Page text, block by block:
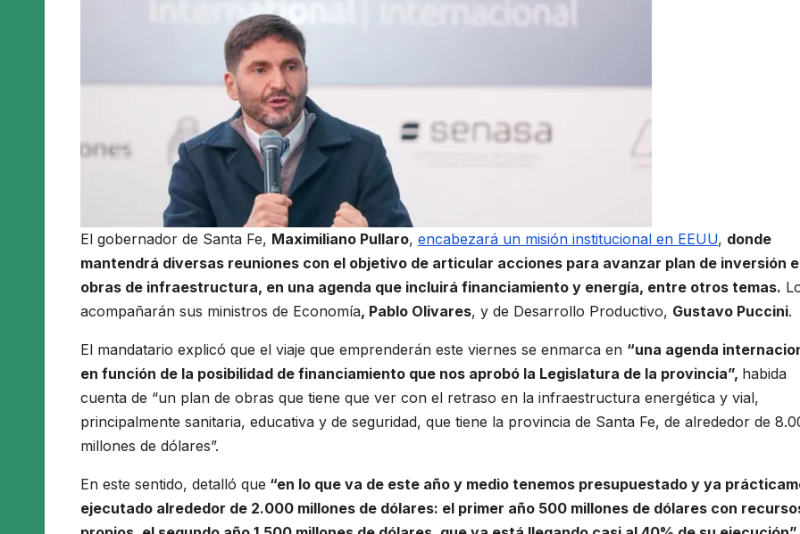
El gobernador de Santa Fe, Maximiliano Pullaro, encabezará un misión institucional en EEUU, donde
mantendrá diversas reuniones con el objetivo de articular acciones para avanzar plan de inversión
obras de infraestructura, en una agenda que incluirá financiamiento y energía, entre otros temas.
acompañarán sus ministros de Economía, Pablo Olivares, y de Desarrollo Productivo, Gustavo Puccini.
El mandatario explicó que el viaje que emprenderán este viernes se enmarca en “una agenda
en función de la posibilidad de financiamiento que nos aprobó la Legislatura de la provincia”, habida
cuenta de “un plan de obras que tiene que ver con el retraso en la infraestructura energética y vial,
principalmente sanitaria, educativa y de seguridad, que tiene la provincia de Santa Fe, de alrededor de
millones de dólares”.
En este sentido, detalló que “en lo que va de este año y medio tenemos presupuestado y ya
ejecutado alrededor de 2.000 millones de dólares: el primer año 500 millones de dólares con